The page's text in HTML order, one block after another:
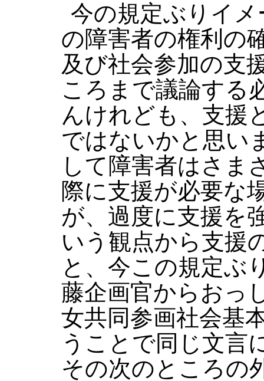
今の規定ぶりイ
の障害者の権利の
及び社会参加の支
ころまで議論する
んけれども、支援
ではないかと思い
して障害者はさま
際に支援が必要な
が、過度に支援を
いう観点から支援
と、今この規定ぶ
藤企画官からおっ
女共同参画社会基
うことで同じ文言
その次のところの